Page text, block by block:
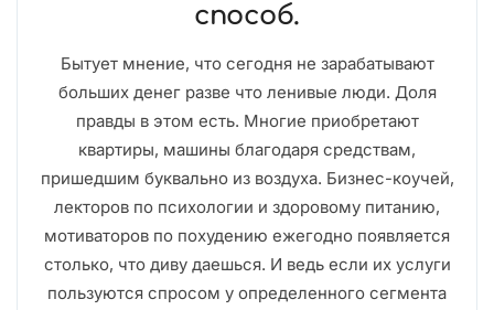
способ.
Бытует мнение, что сегодня не зарабатывают
больших денег разве что ленивые люди. Доля
правды в этом есть. Многие приобретают
квартиры, машины благодаря средствам,
пришедшим буквально из воздуха. Бизнес-коучей,
лекторов по психологии и здоровому питанию,
мотиваторов по похудению ежегодно появляется
столько, что диву даешься. И ведь если их услуги
пользуются спросом у определенного сегмента